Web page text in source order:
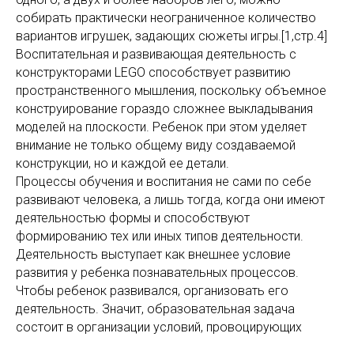
собирать практически неограниченное количество
вариантов игрушек, задающих сюжеты игры.[1,стр.4]
Воспитательная и развивающая деятельность с
конструкторами LEGO способствует развитию
пространственного мышления, поскольку объемное
конструирование гораздо сложнее выкладывания
моделей на плоскости. Ребенок при этом уделяет
внимание не только общему виду создаваемой
конструкции, но и каждой ее детали.
Процессы обучения и воспитания не сами по себе
развивают человека, а лишь тогда, когда они имеют
деятельностью формы и способствуют
формированию тех или иных типов деятельности.
Деятельность выступает как внешнее условие
развития у ребенка познавательных процессов.
Чтобы ребенок развивался, организовать его
деятельность. Значит, образовательная задача
состоит в организации условий, провоцирующих